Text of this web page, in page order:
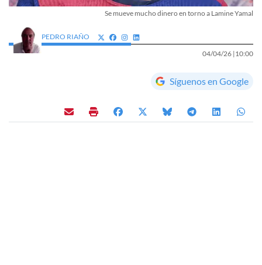
Se mueve mucho dinero en torno a Lamine Yamal
PEDRO RIAÑO
04/04/26 |10:00
Síguenos en Google